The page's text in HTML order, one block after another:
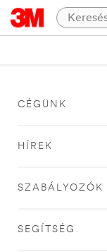
CÉGÜNK
HÍREK
SZABÁLYOZÓK
SEGÍTSÉG